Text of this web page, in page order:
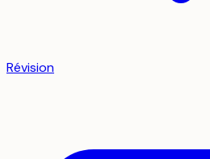
Révision